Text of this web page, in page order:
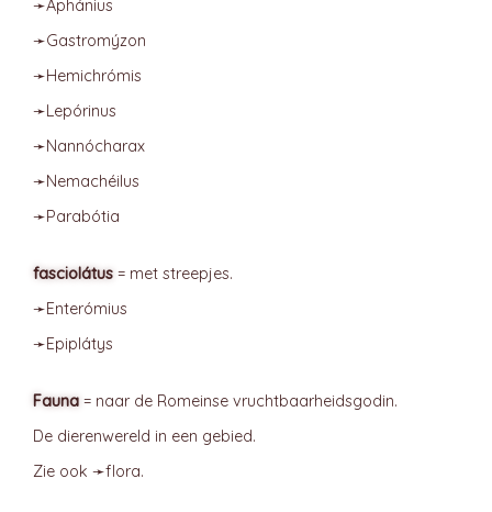
➛Aphánius
➛Gastromýzon
➛Hemichrómis
➛Lepórinus
➛Nannócharax
➛Nemachéilus
➛Parabótia
fasciolátus = met streepjes.
➛Enterómius
➛Epiplátys
Fauna = naar de Romeinse vruchtbaarheidsgodin.
De dierenwereld in een gebied.
Zie ook ➛flora.